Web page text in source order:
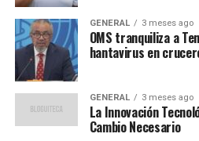
En respuesta a estos desafíos,
latinoamericanos están
reducir las emisiones de
energías renovables. México,
establecido metas ambiciosas
capacidad de energía solar y
años.
GENERAL 3 meses ago
OMS tranquiliza a
hantavirus en
GENERAL 3 meses ago
La Innovación
Cambio Necesario